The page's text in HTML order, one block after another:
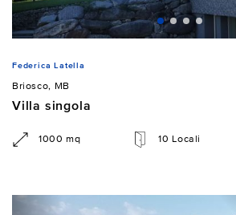
Federica Latella
Briosco, MB
Villa singola
1000 mq 10 Locali